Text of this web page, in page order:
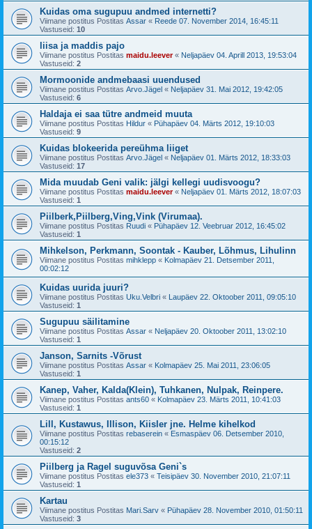
Kuidas oma sugupuu andmed internetti?
Viimane postitus Postitas Assar « Reede 07. November 2014, 16:45:11
Vastuseid: 10
liisa ja maddis pajo
Viimane postitus Postitas maidu.leever« Neljapäev 04. Aprill 2013, 19:53:04
Vastuseid: 2
Mormoonide andmebaasi uuendused
Viimane postitus Postitas Arvo.Jägel « Neljapäev 31. Mai 2012, 19:42:05
Vastuseid: 6
Haldaja ei saa tütre andmeid muuta
Viimane postitus Postitas Hildur « Pühapäev 04. Märts 2012, 19:10:03
Vastuseid: 9
Kuidas blokeerida pereühma liiget
Viimane postitus Postitas Arvo.Jägel « Neljapäev 01. Märts 2012, 18:33:03
Vastuseid: 17
Mida muudab Geni valik: jälgi kellegi uudisvoogu?
Viimane postitus Postitas maidu.leever« Neljapäev 01. Märts 2012, 18:07:03
Vastuseid: 1
Piilberk,Piilberg,Ving,Vink (Virumaa).
Viimane postitus Postitas Ruudi « Pühapäev 12. Veebruar 2012, 16:45:02
Vastuseid: 1
Mihkelson, Perkmann, Soontak - Kauber, Lõhmus, Lihulinn
Viimane postitus Postitas mihklepp « Kolmapäev 21. Detsember 2011,
00:02:12
Kuidas uurida juuri?
Viimane postitus Postitas Uku.Velbri « Laupäev 22. Oktoober 2011, 09:05:10
Vastuseid: 1
Sugupuu säilitamine
Viimane postitus Postitas Assar « Neljapäev 20. Oktoober 2011, 13:02:10
Vastuseid: 1
Janson, Sarnits -Võrust
Viimane postitus Postitas Assar « Kolmapäev 25. Mai 2011, 23:06:05
Vastuseid: 1
Kanep, Vaher, Kalda(Klein), Tuhkanen, Nulpak, Reinpere.
Viimane postitus Postitas ants60 « Kolmapäev 23. Märts 2011, 10:41:03
Vastuseid: 1
Lill, Kustawus, Illison, Kiisler jne. Helme kihelkod
Viimane postitus Postitas rebaserein « Esmaspäev 06. Detsember 2010,
00:15:12
Vastuseid: 2
Piilberg ja Ragel suguvõsa Geni`s
Viimane postitus Postitas ele373 « Teisipäev 30. November 2010, 21:07:11
Vastuseid: 1
Kartau
Viimane postitus Postitas Mari.Sarv « Pühapäev 28. November 2010, 01:50:11
Vastuseid: 3